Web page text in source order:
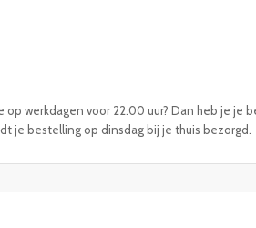
op werkdagen voor 22.00 uur? Dan heb je je
je bestelling op dinsdag bij je thuis bezorgd.